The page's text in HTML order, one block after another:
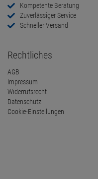
Kompetente Beratung
Zuverlässiger Service
Schneller Versand
Rechtliches
AGB
Impressum
Widerrufsrecht
Datenschutz
Cookie-Einstellungen